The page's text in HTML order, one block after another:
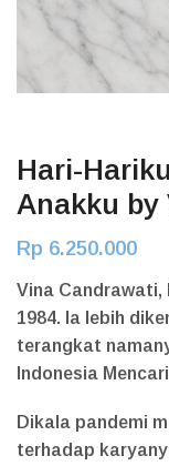
Hari-
Anakku by
Rp 6.250.000
Vina Candrawati,
1984. Ia lebih
terangkat
Indonesia
Dikala pandemi
terhadap